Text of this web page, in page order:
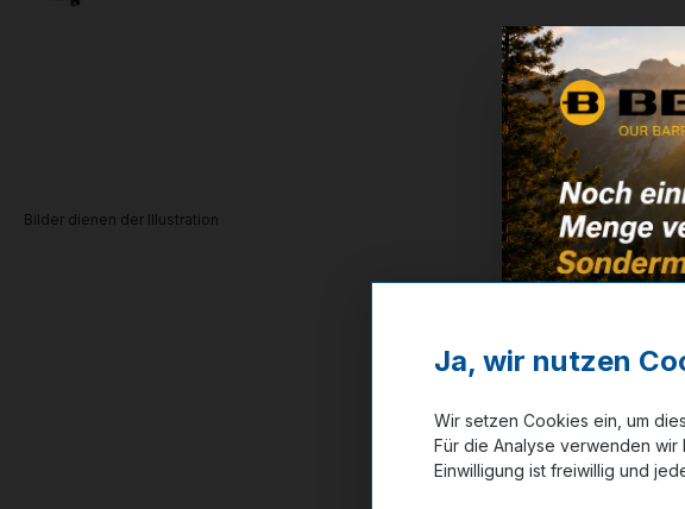
Bilder dienen der Illustration
Ja, wir nutzen
Wir setzen Cookies ein, um
Für die Analyse verwenden wir
Einwilligung ist freiwillig und